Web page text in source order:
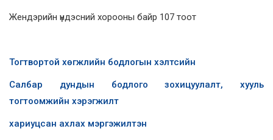
Жендэрийн үндэсний хорооны байр 107 тоот
Тогтвортой хөгжлийн бодлогын хэлтсийн
Салбар дундын бодлого зохицуулалт, хууль
тогтоомжийн хэрэгжилт
хариуцсан ахлах мэргэжилтэн